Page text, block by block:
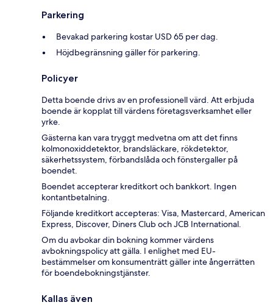
Parkering
Bevakad parkering kostar USD 65 per dag.
Höjdbegränsning gäller för parkering.
Policyer
Detta boende drivs av en professionell värd. Att erbjuda
boende är kopplat till värdens företagsverksamhet eller
yrke.
Gästerna kan vara tryggt medvetna om att det finns
kolmonoxiddetektor, brandsläckare, rökdetektor,
säkerhetssystem, förbandslåda och fönstergaller på
boendet.
Boendet accepterar kreditkort och bankkort. Ingen
kontantbetalning.
Följande kreditkort accepteras: Visa, Mastercard, American
Express, Discover, Diners Club och JCB International.
Om du avbokar din bokning kommer värdens
avbokningspolicy att gälla. I enlighet med EU-
bestämmelser om konsumenträtt gäller inte ångerrätten
för boendebokningstjänster.
Kallas även